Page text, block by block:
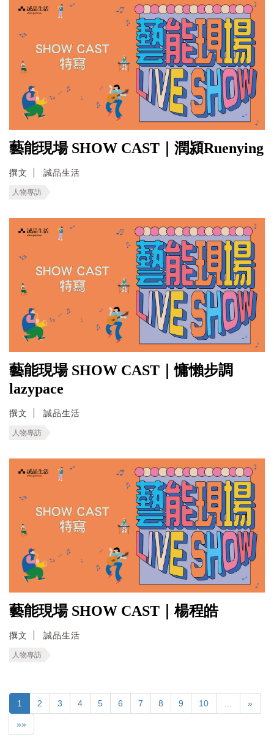
藝能現場 SHOW CAST｜潤潁Ruenying
撰文 誠品生活
人物專訪
藝能現場 SHOW CAST｜慵懶步調
lazypace
撰文 誠品生活
人物專訪
藝能現場 SHOW CAST｜楊程皓
撰文 誠品生活
人物專訪
1 2 3 4 5 6 7 8 9 10 »
»»